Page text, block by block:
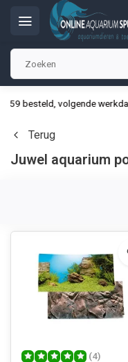
besteld, volgende
Terug
Juwel aquarium
(4)